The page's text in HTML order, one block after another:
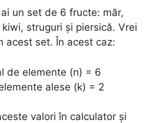
un set de 6 fructe: măr,
struguri și piersică. Vrei
acest set. În acest caz:
de elemente (n) = 6
alese (k) = 2
valori în calculator și